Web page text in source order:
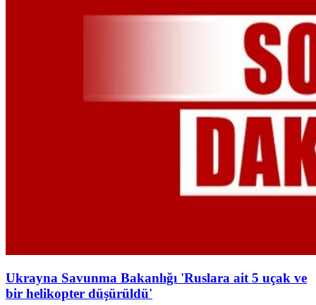
Ukrayna Savunma Bakanlığı 'Ruslara ait 5 uçak ve
bir helikopter düşürüldü'